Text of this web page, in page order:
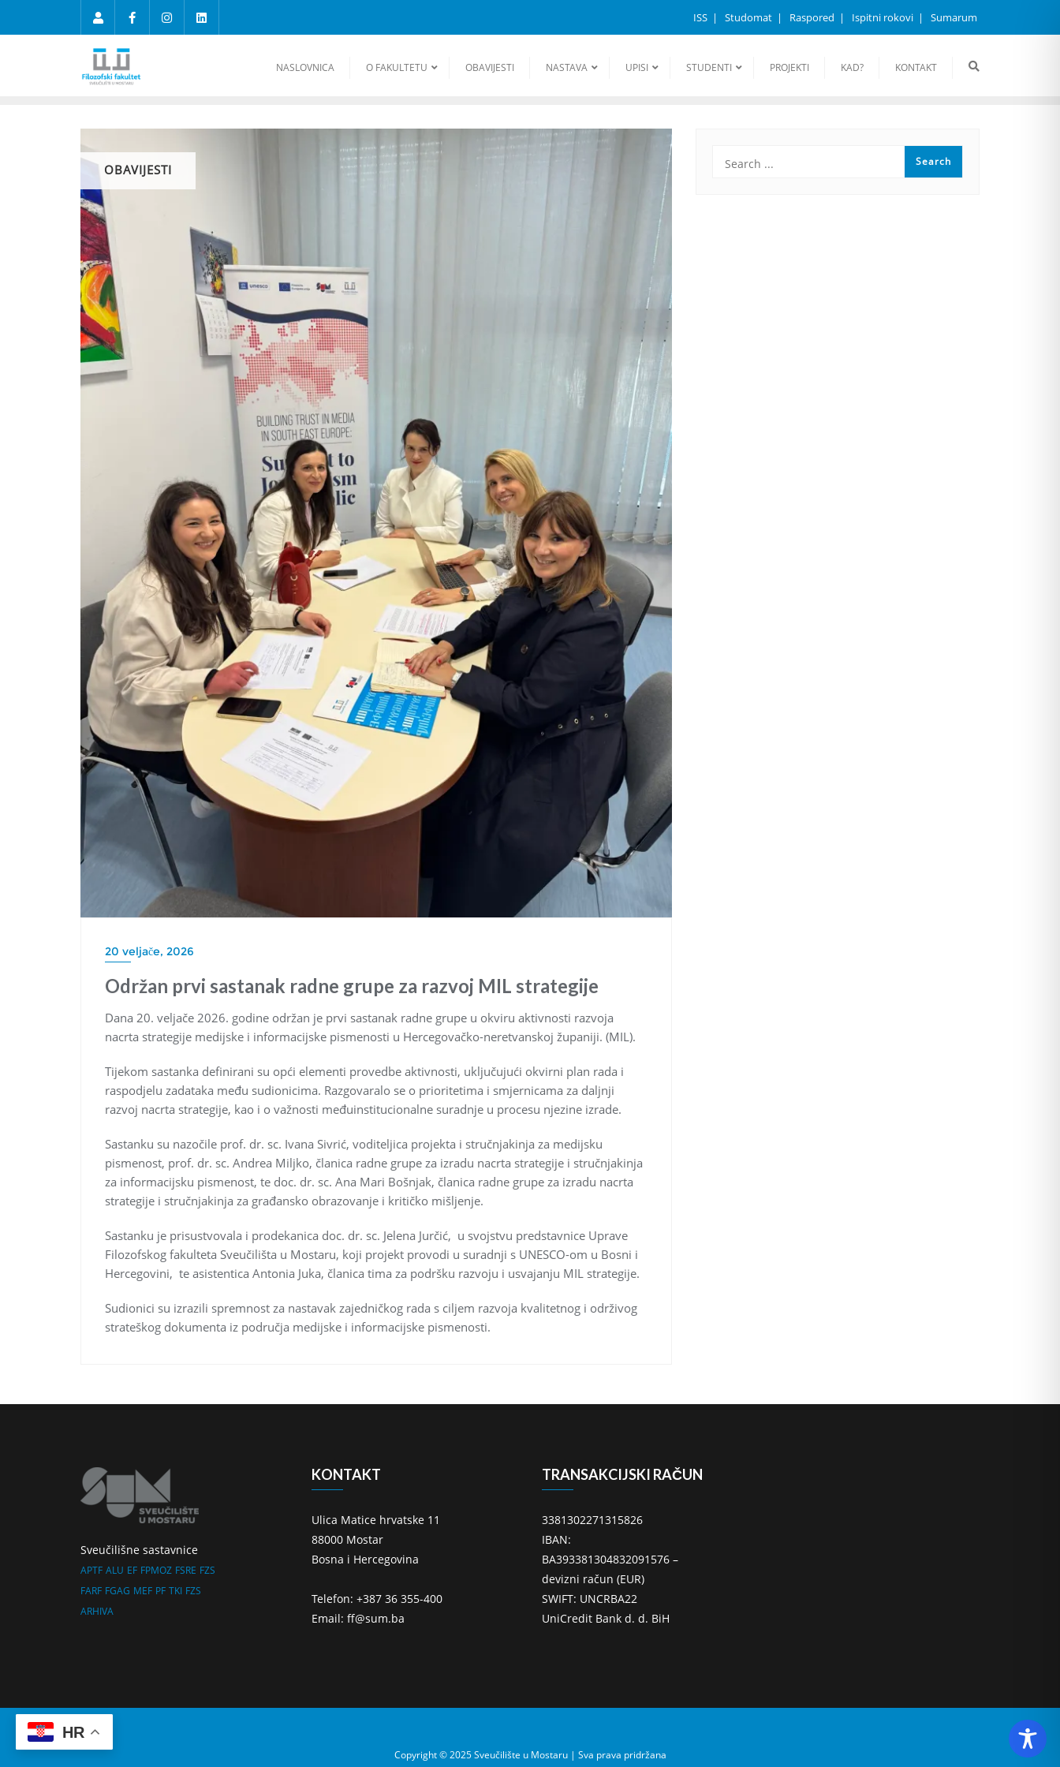
ISS Studomat Raspored Ispitni rokovi Sumarum
NASLOVNICA O FAKULTETU OBAVIJESTI NASTAVA UPISI STUDENTI PROJEKTI KAD? KONTAKT
OBAVIJESTI
20 veljače, 2026
Održan prvi sastanak radne grupe za razvoj MIL strategije
Dana 20. veljače 2026. godine održan je prvi sastanak radne grupe u okviru aktivnosti razvoja
nacrta strategije medijske i informacijske pismenosti u Hercegovačko-neretvanskoj županiji. (MIL).
Tijekom sastanka definirani su opći elementi provedbe aktivnosti, uključujući okvirni plan rada i
raspodjelu zadataka među sudionicima. Razgovaralo se o prioritetima i smjernicama za daljnji
razvoj nacrta strategije, kao i o važnosti međuinstitucionalne suradnje u procesu njezine izrade.
Sastanku su nazočile prof. dr. sc. Ivana Sivrić, voditeljica projekta i stručnjakinja za medijsku
pismenost, prof. dr. sc. Andrea Miljko, članica radne grupe za izradu nacrta strategije i stručnjakinja
za informacijsku pismenost, te doc. dr. sc. Ana Mari Bošnjak, članica radne grupe za izradu nacrta
strategije i stručnjakinja za građansko obrazovanje i kritičko mišljenje.
Sastanku je prisustvovala i prodekanica doc. dr. sc. Jelena Jurčić, u svojstvu predstavnice Uprave
Filozofskog fakulteta Sveučilišta u Mostaru, koji projekt provodi u suradnji s UNESCO-om u Bosni i
Hercegovini, te asistentica Antonia Juka, članica tima za podršku razvoju i usvajanju MIL strategije.
Sudionici su izrazili spremnost za nastavak zajedničkog rada s ciljem razvoja kvalitetnog i održivog
strateškog dokumenta iz područja medijske i informacijske pismenosti.
Sveučilišne sastavnice
APTF ALU EF FPMOZ FSRE FZS
FARF FGAG MEF PF TKI FZS
ARHIVA
KONTAKT
Ulica Matice hrvatske 11
88000 Mostar
Bosna i Hercegovina
Telefon: +387 36 355-400
Email: ff@sum.ba
TRANSAKCIJSKI RAČUN
3381302271315826
IBAN:
BA393381304832091576 –
devizni račun (EUR)
SWIFT: UNCRBA22
UniCredit Bank d. d. BiH
Copyright © 2025 Sveučilište u Mostaru | Sva prava pridržana
HR